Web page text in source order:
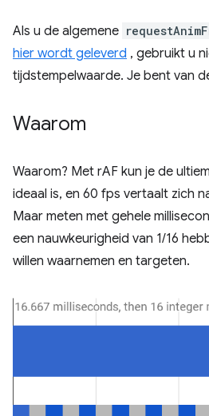
Als u de algemene
hier wordt geleverd , gebruikt u
tijdstempelwaarde. Je bent van
Waarom
Waarom? Met rAF kun je de
ideaal is, en 60 fps vertaalt zich
Maar meten met gehele
een nauwkeurigheid van 1/16
willen waarnemen en targeten.